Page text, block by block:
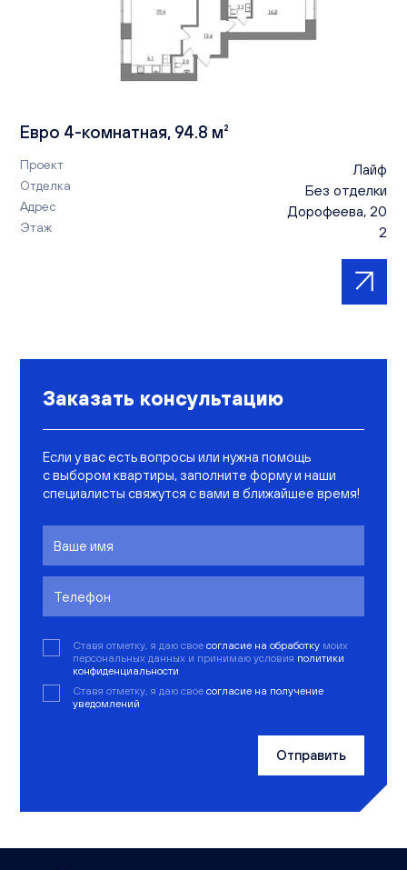
Евро 4-комнатная, 94.8 м²
Проект Лайф
Отделка Без отделки
Адрес Дорофеева, 20
Этаж 2
Заказать консультацию
Если у вас есть вопросы или нужна помощь
с выбором квартиры, заполните форму и наши
специалисты свяжутся с вами в ближайшее время!
Ставя отметку, я даю свое согласие на обработку моих
персональных данных и принимаю условия политики
конфиденциальности
Ставя отметку, я даю свое согласие на получение
уведомлений
Отправить